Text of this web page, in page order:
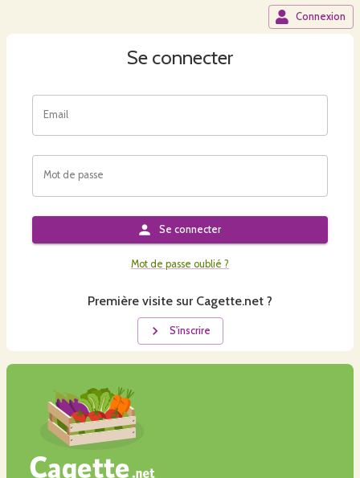
Connexion
Se connecter
Email
Mot de passe
Se connecter
Mot de passe oublié ?
Première visite sur Cagette.net ?
S'inscrire